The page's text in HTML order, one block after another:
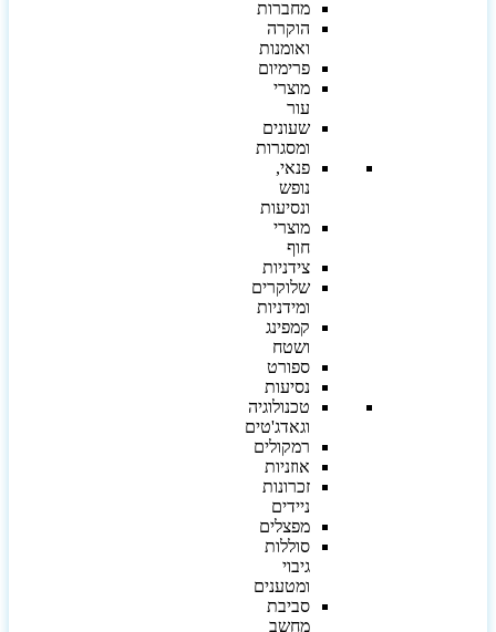
מחברות
הוקרה
ואומנות
פרימיום
מוצרי
עור
שעונים
ומסגרות
פנאי,
נופש
ונסיעות
מוצרי
חוף
צידניות
שלוקרים
ומידניות
קמפינג
ושטח
ספורט
נסיעות
טכנולוגיה
וגאדג'טים
רמקולים
אוזניות
זכרונות
ניידים
מפצלים
סוללות
גיבוי
ומטענים
סביבת
מחשב